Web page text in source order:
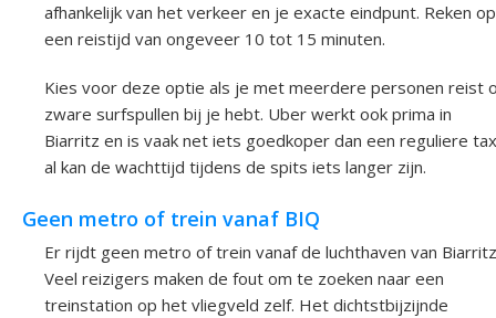
afhankelijk van het verkeer en je exacte eindpunt. Reken op
een reistijd van ongeveer 10 tot 15 minuten.
Kies voor deze optie als je met meerdere personen reist
zware surfspullen bij je hebt. Uber werkt ook prima in
Biarritz en is vaak net iets goedkoper dan een reguliere
al kan de wachttijd tijdens de spits iets langer zijn.
Geen metro of trein vanaf BIQ
Er rijdt geen metro of trein vanaf de luchthaven van
Veel reizigers maken de fout om te zoeken naar een
treinstation op het vliegveld zelf. Het dichtstbijzijnde